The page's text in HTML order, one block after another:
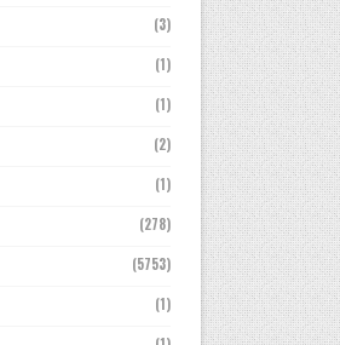
(3)
(1)
(1)
(2)
(1)
(278)
(5753)
(1)